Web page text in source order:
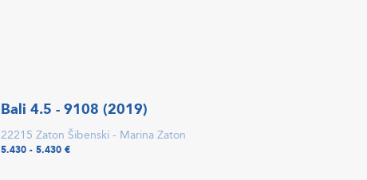
Bali 4.5 - 9108 (2019)
22215 Zaton Šibenski - Marina Zaton
5.430 - 5.430 €